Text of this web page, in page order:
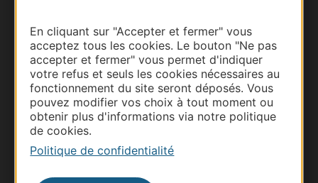
En cliquant sur "Accepter et fermer" vous
acceptez tous les cookies. Le bouton "Ne pas
accepter et fermer" vous permet d'indiquer
votre refus et seuls les cookies nécessaires au
fonctionnement du site seront déposés. Vous
pouvez modifier vos choix à tout moment ou
obtenir plus d'informations via notre politique
de cookies.
Politique de confidentialité
Site presse et d'influence
Voyagistes
Destination Sport
Inscrivez-vous à la lettre d'information
Destination Occitanie pour recevoir des
suggestions de séjours, de visites et de sorties.
Je m'abonne